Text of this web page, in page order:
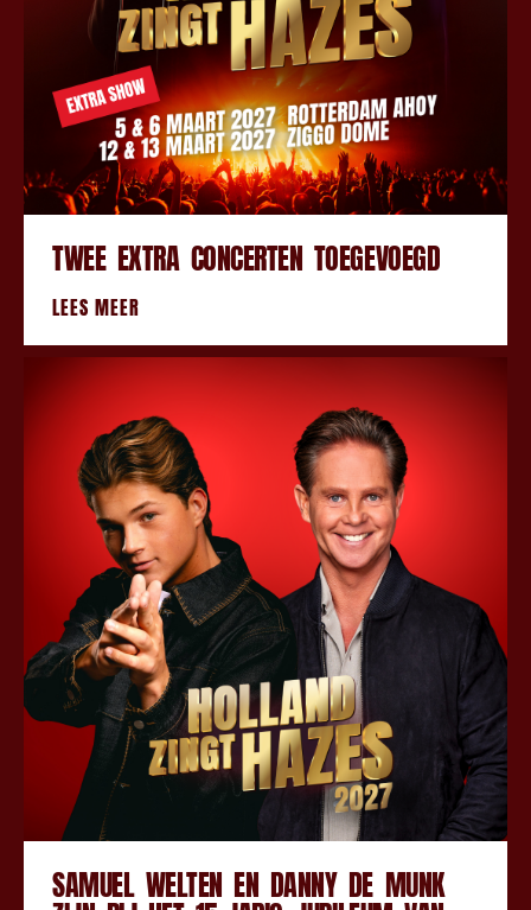
TWEE EXTRA CONCERTEN TOEGEVOEGD
LEES MEER
SAMUEL WELTEN EN DANNY DE MUNK